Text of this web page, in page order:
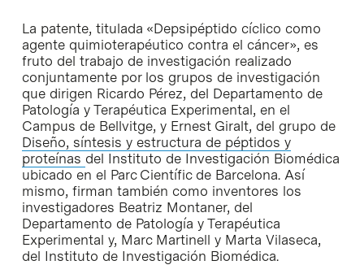
La patente, titulada «Depsipéptido cíclico como
agente quimioterapéutico contra el cáncer», es
fruto del trabajo de investigación realizado
conjuntamente por los grupos de investigación
que dirigen Ricardo Pérez, del Departamento de
Patología y Terapéutica Experimental, en el
Campus de Bellvitge, y Ernest Giralt, del grupo de
Diseño, síntesis y estructura de péptidos y
proteínas del Instituto de Investigación Biomédica
ubicado en el Parc Científic de Barcelona. Así
mismo, firman también como inventores los
investigadores Beatriz Montaner, del
Departamento de Patología y Terapéutica
Experimental y, Marc Martinell y Marta Vilaseca,
del Instituto de Investigación Biomédica.